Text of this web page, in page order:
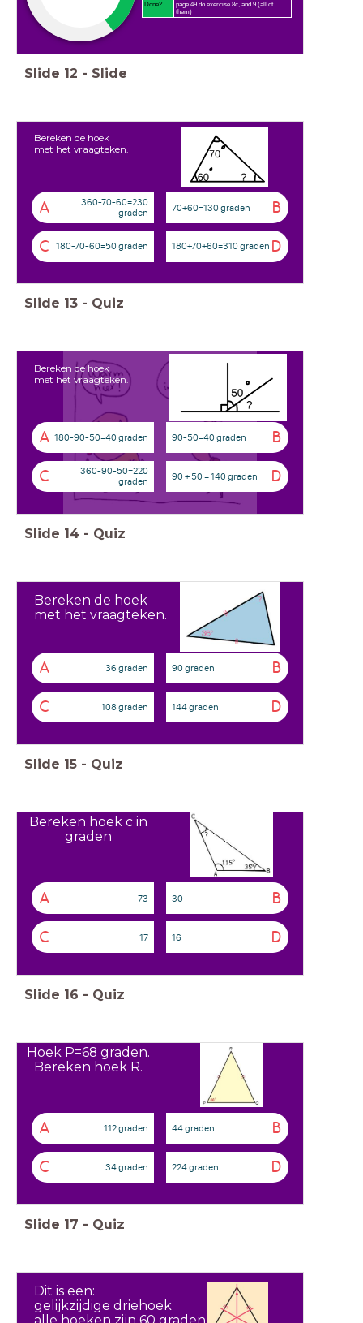
Done?
page 49 do exercise 8c, and 9 (all of
them)
Slide 12 - Slide
Bereken de hoek
met het vraagteken.
A
360-70-60=230
graden
B
70+60=130 graden
C 180-70-60=50 graden D
180+70+60=310 graden
Slide 13 - Quiz
Bereken de hoek
met het vraagteken.
A 180-90-50=40 graden B
90-50=40 graden
C
360-90-50=220
graden
D
90 + 50 = 140 graden
Slide 14 - Quiz
Bereken de hoek
met het vraagteken.
A 36 graden B
90 graden
C 108 graden D
144 graden
Slide 15 - Quiz
Bereken hoek c in
graden
A 73 B
30
C 17 D
16
Slide 16 - Quiz
Hoek P=68 graden.
Bereken hoek R.
A 112 graden B
44 graden
C 34 graden D
224 graden
Slide 17 - Quiz
Dit is een:
gelijkzijdige driehoek
alle hoeken zijn 60 graden